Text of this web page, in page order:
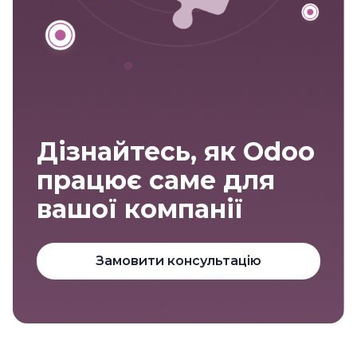
Дізнайтесь, як Odoo
працює саме для
вашої компанії
Замовити консультацію